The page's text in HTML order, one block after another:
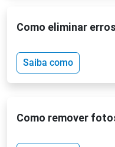
Como eliminar
Saiba como
Como remover